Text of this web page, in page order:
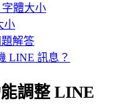
體大小
小
解答
LINE 訊息？
調整 LINE